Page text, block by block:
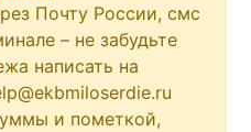
Почту России, смс
– не забудьте
написать на
и пометкой,